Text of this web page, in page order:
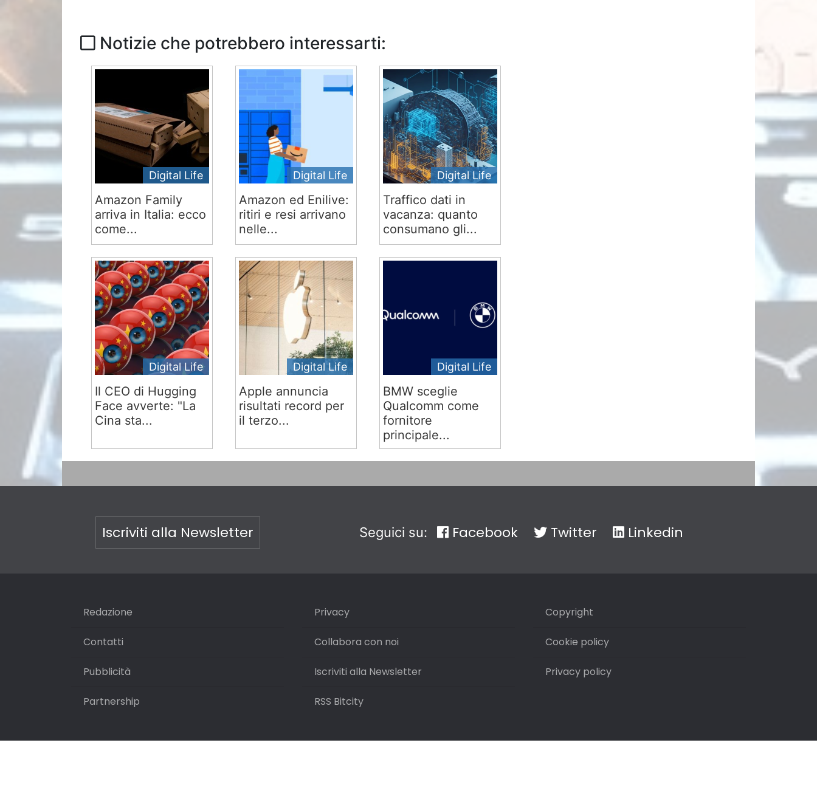
Notizie che potrebbero interessarti:
Digital Life
Amazon Family
arriva in Italia: ecco
come...
Digital Life
Amazon ed Enilive:
ritiri e resi arrivano
nelle...
Digital Life
Traffico dati in
vacanza: quanto
consumano gli...
Digital Life
Il CEO di Hugging
Face avverte: "La
Cina sta...
Digital Life
Apple annuncia
risultati record per
il terzo...
Digital Life
BMW sceglie
Qualcomm come
fornitore
principale...
Iscriviti alla Newsletter Seguici su: Facebook Twitter Linkedin
Redazione
Contatti
Pubblicità
Partnership
Privacy
Collabora con noi
Iscriviti alla Newsletter
RSS Bitcity
Copyright
Cookie policy
Privacy policy